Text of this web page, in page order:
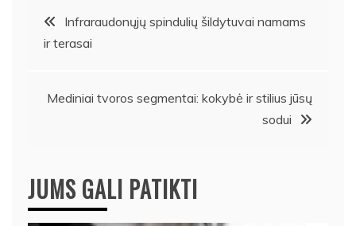
Navigacija
tarp
įrašų
Infraraudonųjų spindulių šildytuvai namams
ir terasai
Mediniai tvoros segmentai: kokybė ir stilius jūsų
sodui
JUMS GALI PATIKTI